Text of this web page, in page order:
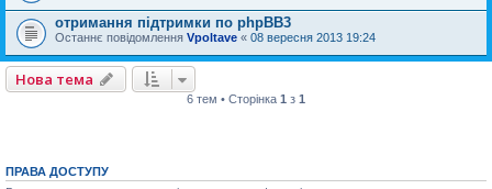
отримання підтримки по phpBB3
Останнє повідомлення Vpoltave « 08 вересня 2013 19:24
Нова тема
6 тем • Сторінка 1 з 1
ПРАВА ДОСТУПУ